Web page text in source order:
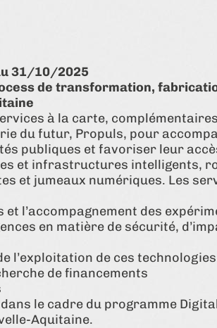
31/10/2025
de transformation,
à la carte,
du futur, Propuls, pour
publiques et favoriser leur
et infrastructures intelligents,
et jumeaux numériques. Les
l’accompagnement des
en matière de sécurité,
l’exploitation de ces technologies
de financements
le cadre du programme
Aquitaine.